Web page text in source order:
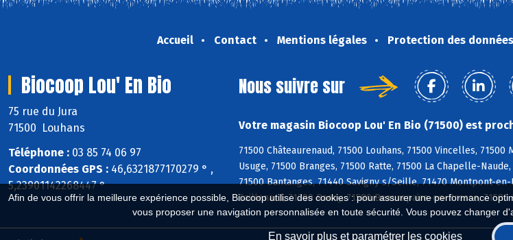
Afin de vous offrir la meilleure expérience possible, Biocoop utilise des cookies : pour assurer une performance
vous proposer une navigation personnalisée en toute sécurité. Vous pouvez changer
En savoir plus et paramétrer les cookies
Accueil Contact Mentions légales Protection des données
Biocoop Lou' En Bio
75 rue du Jura
71500 Louhans
Téléphone : 03 85 74 06 97
Coordonnées GPS : 46,6321877170279 ° ,
5,23901142268447 °
Nous suivre sur
Votre magasin Biocoop Lou' En Bio (71500) est
71500 Châteaurenaud, 71500 Louhans, 71500 Vincelles,
Usuge, 71500 Branges, 71500 Ratte, 71500 La Chapelle-
71500 Bantanges, 71440 Savigny s/Seille, 71470 Montpont-
Saillenard, 71290 Rancy, 71580 Beaurepaire-en-Bresse,